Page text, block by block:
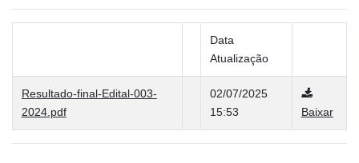
Data
Atualização
Resultado-final-Edital-003-
2024.pdf
02/07/2025
15:53
Baixar